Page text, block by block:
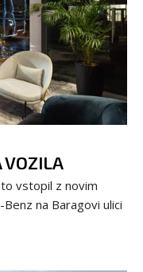
VOZILA
vstopil z novim
na Baragovi ulici